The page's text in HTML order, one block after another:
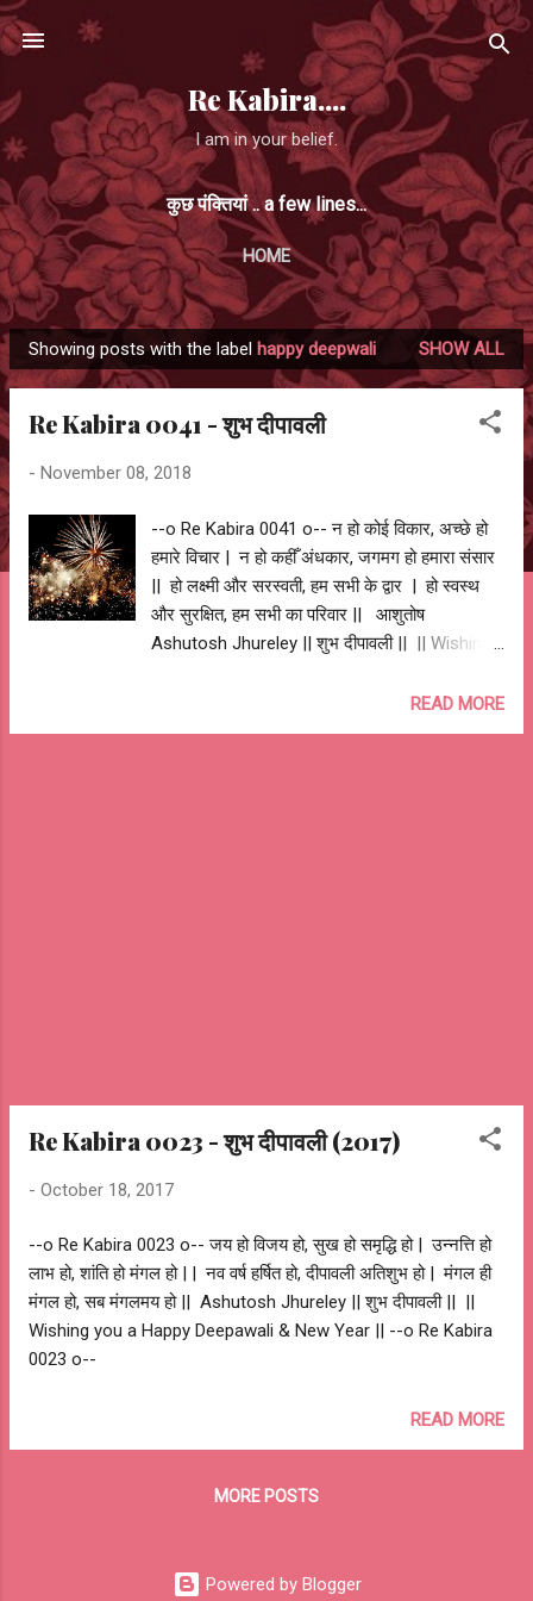
Skip to main content
Re Kabira....
I am in your belief.
कुछ पंक्तियां .. a few lines...
HOME
P
o
Showing posts with the label happy deepwali SHOW ALL
Re Kabira 0041 - शुभ दीपावली
- November 08, 2018
--o Re Kabira 0041 o-- न हो कोई विकार, अच्छे हो
हमारे विचार | न हो कहीँ अंधकार, जगमग हो हमारा संसार
|| हो लक्ष्मी और सरस्वती, हम सभी के द्वार | हो स्वस्थ
और सुरक्षित, हम सभी का परिवार || आशुतोष
Ashutosh Jhureley || शुभ दीपावली || || Wishing
READ MORE
Re Kabira 0023 - शुभ दीपावली (2017)
- October 18, 2017
--o Re Kabira 0023 o-- जय हो विजय हो, सुख हो समृद्धि हो | उन्नत्ति हो
लाभ हो, शांति हो मंगल हो | | नव वर्ष हर्षित हो, दीपावली अतिशुभ हो | मंगल ही
मंगल हो, सब मंगलमय हो || Ashutosh Jhureley || शुभ दीपावली || ||
Wishing you a Happy Deepawali & New Year || --o Re Kabira
0023 o--
READ MORE
MORE POSTS
Powered by Blogger